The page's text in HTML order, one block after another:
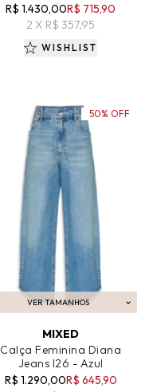
R$ 1.430,00R$ 715,90
2 X R$ 357,95
WISHLIST
VER TAMANHOS
ADICIONAR AO CARRINHO
MIXED
Calça Feminina Diana
Jeans I26 - Azul
R$ 1.290,00R$ 645,90
50% OFF